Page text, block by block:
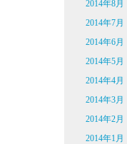
2014年8月
2014年7月
2014年6月
2014年5月
2014年4月
2014年3月
2014年2月
2014年1月